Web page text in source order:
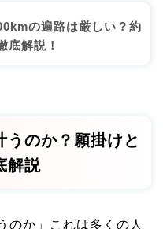
の遍路は厳しい？約
底解説！
うのか？願掛けと
解説
のか」これは多くの人